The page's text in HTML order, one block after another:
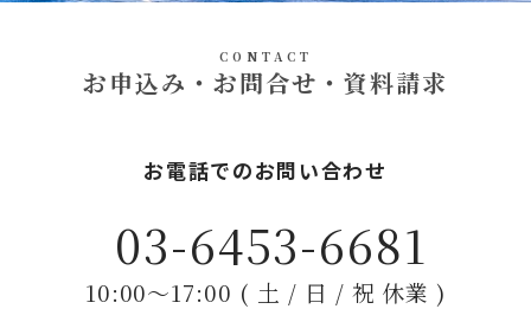
CONTACT
お申込み・お問合せ・資料請求
お電話でのお問い合わせ
03-6453-6681
10:00〜17:00 ( 土 / 日 / 祝 休業 )